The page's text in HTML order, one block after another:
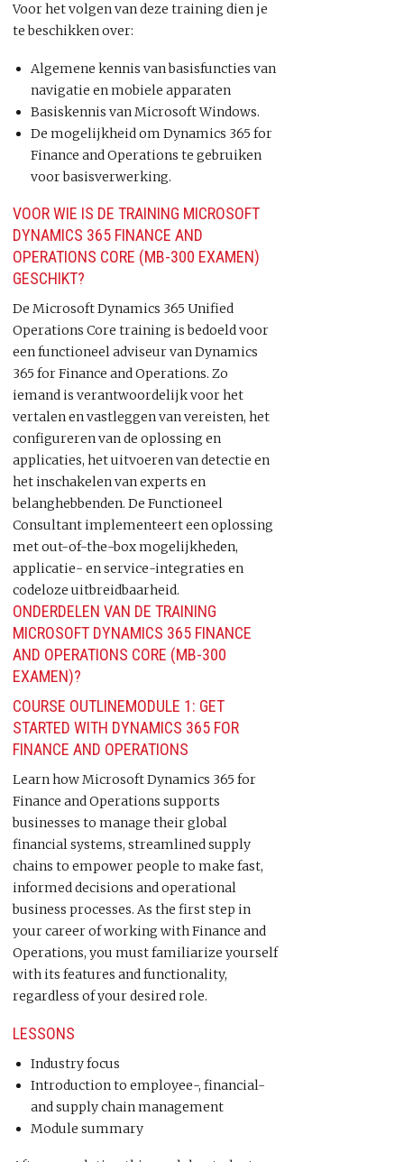
Voor het volgen van deze training dien je
te beschikken over:
Algemene kennis van basisfuncties van
navigatie en mobiele apparaten
Basiskennis van Microsoft Windows.
De mogelijkheid om Dynamics 365 for
Finance and Operations te gebruiken
voor basisverwerking.
VOOR WIE IS DE TRAINING MICROSOFT
DYNAMICS 365 FINANCE AND
OPERATIONS CORE (MB-300 EXAMEN)
GESCHIKT?
De Microsoft Dynamics 365 Unified
Operations Core training is bedoeld voor
een functioneel adviseur van Dynamics
365 for Finance and Operations. Zo
iemand is verantwoordelijk voor het
vertalen en vastleggen van vereisten, het
configureren van de oplossing en
applicaties, het uitvoeren van detectie en
het inschakelen van experts en
belanghebbenden. De Functioneel
Consultant implementeert een oplossing
met out-of-the-box mogelijkheden,
applicatie- en service-integraties en
codeloze uitbreidbaarheid.
ONDERDELEN VAN DE TRAINING
MICROSOFT DYNAMICS 365 FINANCE
AND OPERATIONS CORE (MB-300
EXAMEN)?
COURSE OUTLINEMODULE 1: GET
STARTED WITH DYNAMICS 365 FOR
FINANCE AND OPERATIONS
Learn how Microsoft Dynamics 365 for
Finance and Operations supports
businesses to manage their global
financial systems, streamlined supply
chains to empower people to make fast,
informed decisions and operational
business processes. As the first step in
your career of working with Finance and
Operations, you must familiarize yourself
with its features and functionality,
regardless of your desired role.
LESSONS
Industry focus
Introduction to employee-, financial-
and supply chain management
Module summary